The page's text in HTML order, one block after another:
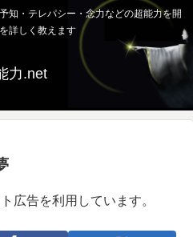
知・テレパシー・念力などの超能力を開
詳しく教えます
力.net
広告を利用しています。